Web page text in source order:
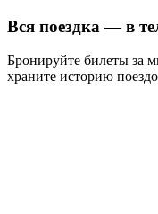
Вся поездка — в
Бронируйте билеты за
храните историю